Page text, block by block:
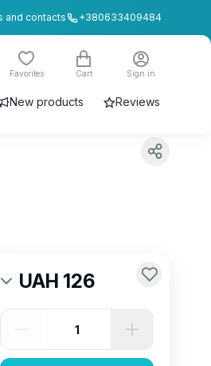
and contacts +380633409484
Favorites Cart Sign in
New products Reviews
UAH 126